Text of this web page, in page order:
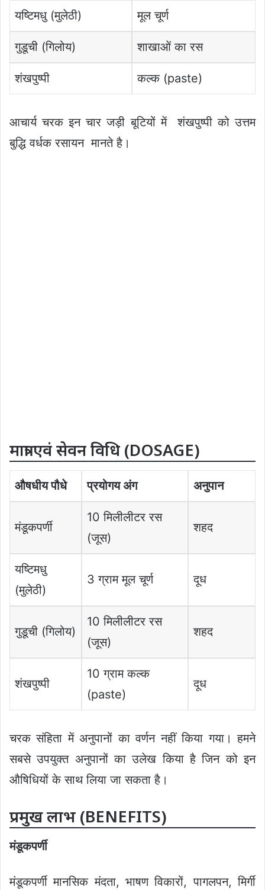
यष्टिमधु (मुलेठी) मूल चूर्ण
गुडूची (गिलोय) शाखाओं का रस
शंखपुष्पी कल्क (paste)
आचार्य चरक इन चार जड़ी बूटियों में शंखपुष्पी को उत्तम
बुद्धि वर्धक रसायन मानते है।
मात्रा एवं सेवन विधि (DOSAGE)
औषधीय पौधे प्रयोगय अंग अनुपान
मंडूकपर्णी
10 मिलीलीटर रस
(जूस)
शहद
यष्टिमधु
(मुलेठी)
3 ग्राम मूल चूर्ण दूध
गुडूची (गिलोय)
10 मिलीलीटर रस
(जूस)
शहद
शंखपुष्पी
10 ग्राम कल्क
(paste)
दूध
चरक संहिता में अनुपानों का वर्णन नहीं किया गया। हमने
सबसे उपयुक्त अनुपानों का उलेख किया है जिन को इन
औषिधियों के साथ लिया जा सकता है।
प्रमुख लाभ (BENEFITS)
मंडूकपर्णी
मंडूकपर्णी मानसिक मंदता, भाषण विकारों, पागलपन, मिर्गी